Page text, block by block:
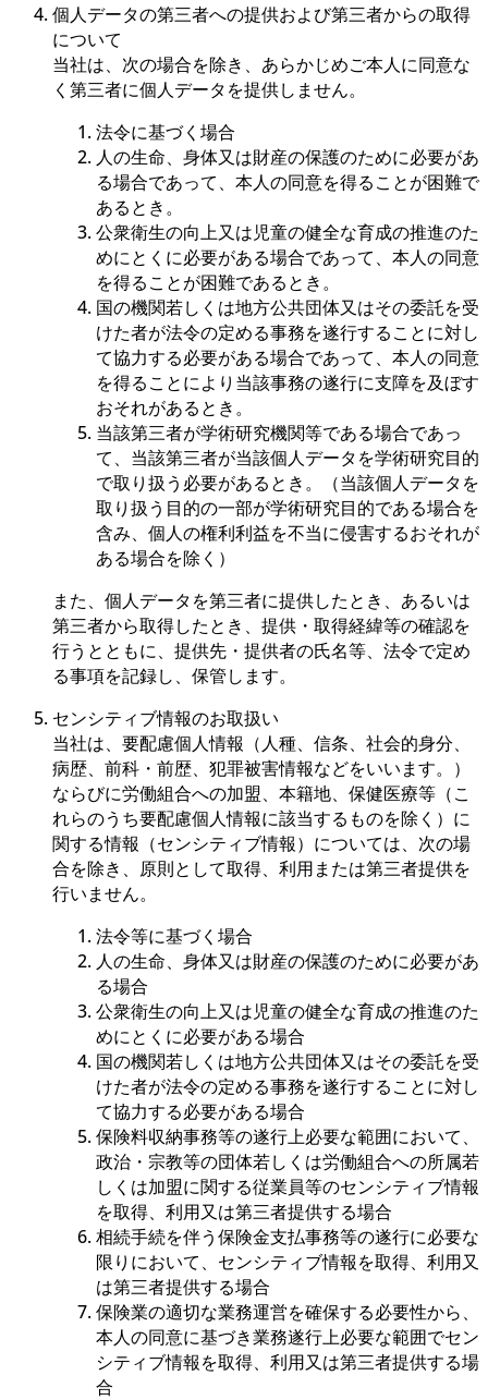
個人データの第三者への提供および第三者からの取得
について
当社は、次の場合を除き、あらかじめご本人に同意な
く第三者に個人データを提供しません。
法令に基づく場合
人の生命、身体又は財産の保護のために必要があ
る場合であって、本人の同意を得ることが困難で
あるとき。
公衆衛生の向上又は児童の健全な育成の推進のた
めにとくに必要がある場合であって、本人の同意
を得ることが困難であるとき。
国の機関若しくは地方公共団体又はその委託を受
けた者が法令の定める事務を遂行することに対し
て協力する必要がある場合であって、本人の同意
を得ることにより当該事務の遂行に支障を及ぼす
おそれがあるとき。
当該第三者が学術研究機関等である場合であっ
て、当該第三者が当該個人データを学術研究目的
で取り扱う必要があるとき。（当該個人データを
取り扱う目的の一部が学術研究目的である場合を
含み、個人の権利利益を不当に侵害するおそれが
ある場合を除く）
また、個人データを第三者に提供したとき、あるいは
第三者から取得したとき、提供・取得経緯等の確認を
行うとともに、提供先・提供者の氏名等、法令で定め
る事項を記録し、保管します。
センシティブ情報のお取扱い
当社は、要配慮個人情報（人種、信条、社会的身分、
病歴、前科・前歴、犯罪被害情報などをいいます。）
ならびに労働組合への加盟、本籍地、保健医療等（こ
れらのうち要配慮個人情報に該当するものを除く）に
関する情報（センシティブ情報）については、次の場
合を除き、原則として取得、利用または第三者提供を
行いません。
法令等に基づく場合
人の生命、身体又は財産の保護のために必要があ
る場合
公衆衛生の向上又は児童の健全な育成の推進のた
めにとくに必要がある場合
国の機関若しくは地方公共団体又はその委託を受
けた者が法令の定める事務を遂行することに対し
て協力する必要がある場合
保険料収納事務等の遂行上必要な範囲において、
政治・宗教等の団体若しくは労働組合への所属若
しくは加盟に関する従業員等のセンシティブ情報
を取得、利用又は第三者提供する場合
相続手続を伴う保険金支払事務等の遂行に必要な
限りにおいて、センシティブ情報を取得、利用又
は第三者提供する場合
保険業の適切な業務運営を確保する必要性から、
本人の同意に基づき業務遂行上必要な範囲でセン
シティブ情報を取得、利用又は第三者提供する場
合